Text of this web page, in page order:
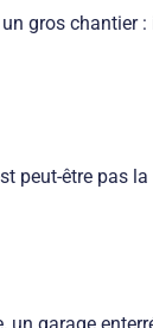
gros chantier :
peut-être pas